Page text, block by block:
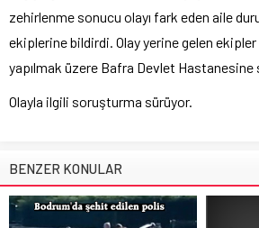
zehirlenme sonucu olayı fark eden aile
ekiplerine bildirdi. Olay yerine gelen ekipler
yapılmak üzere Bafra Devlet Hastanesine
Olayla ilgili soruşturma sürüyor.
BENZER KONULAR